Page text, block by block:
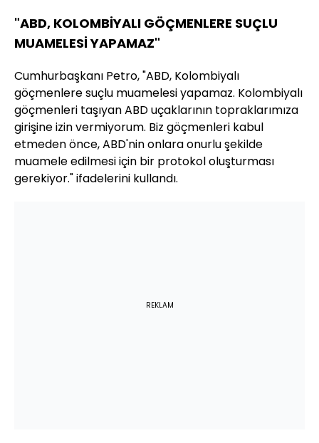
"ABD, KOLOMBİYALI GÖÇMENLERE SUÇLU
MUAMELESİ YAPAMAZ"
Cumhurbaşkanı Petro, "ABD, Kolombiyalı
göçmenlere suçlu muamelesi yapamaz. Kolombiyalı
göçmenleri taşıyan ABD uçaklarının topraklarımıza
girişine izin vermiyorum. Biz göçmenleri kabul
etmeden önce, ABD'nin onlara onurlu şekilde
muamele edilmesi için bir protokol oluşturması
gerekiyor." ifadelerini kullandı.
REKLAM